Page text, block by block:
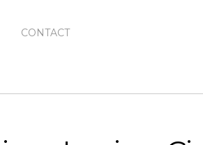
CONTACT